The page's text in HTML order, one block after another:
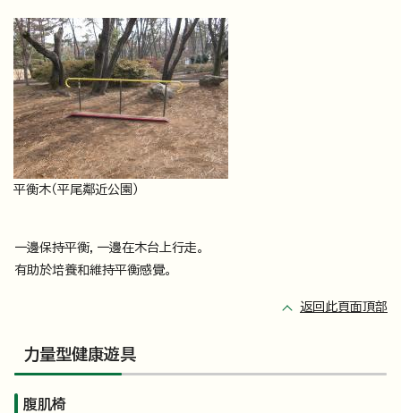
平衡木（平尾鄰近公園）
一邊保持平衡，一邊在木台上行走。
有助於培養和維持平衡感覺。
返回此頁面頂部
力量型健康遊具
腹肌椅